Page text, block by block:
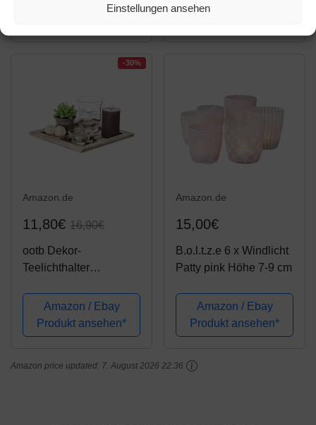
Einstellungen ansehen
Stabkerze Metall Deko
-30%
Amazon.de
11,80€ 16,90€
ootb Dekor-
Teelichthalter
Mehrfarbig, 20 x 20 x 8
Amazon / Ebay
Produkt ansehen*
Amazon.de
15,00€
B.o.l.t.z.e 6 x Windlicht
Patty pink Höhe 7-9 cm
Amazon / Ebay
Produkt ansehen*
Amazon price updated: 7. August 2026 22:36